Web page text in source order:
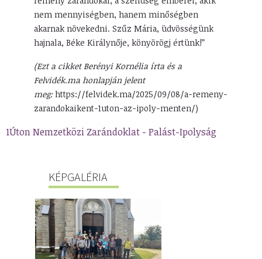
nem mennyiségben, hanem minőségben
akarnak növekedni. Szűz Mária, üdvösségünk
hajnala, Béke Királynője, könyörögj értünk!”
(Ezt a cikket Berényi Kornélia írta és a
Felvidék.ma honlapján jelent
meg:https://felvidek.ma/2025/09/08/a-remeny-
zarandokaikent-1uton-az-ipoly-menten/)
1Úton Nemzetközi Zarándoklat - Palást-Ipolyság
KÉPGALÉRIA